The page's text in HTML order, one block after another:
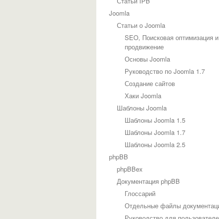
Joomla
Статьи о Joomla
SEO, Поисковая оптимизация и
продвижение
Основы Joomla
Руководство по Joomla 1.7
Создание сайтов
Хаки Joomla
Шаблоны Joomla
Шаблоны Joomla 1.5
Шаблоны Joomla 1.7
Шаблоны Joomla 2.5
phpBB
phpBBex
Документация phpBB
Глоссарий
Отдельные файлы